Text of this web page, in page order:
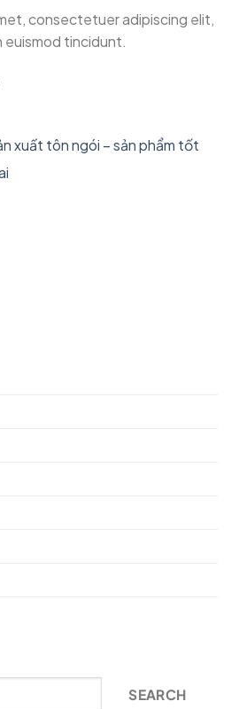
consectetuer adipiscing elit,
euismod tincidunt.
xuất tôn ngói – sản phẩm tốt
SEARCH